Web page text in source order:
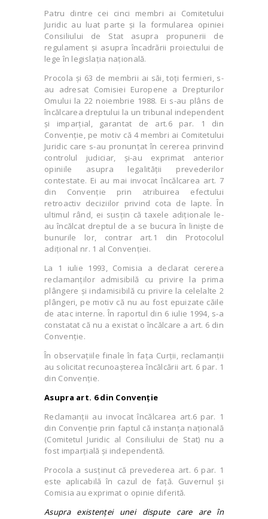
Patru dintre cei cinci membri ai Comitetului
Juridic au luat parte și la formularea opiniei
Consiliului de Stat asupra propunerii de
regulament și asupra încadrării proiectului de
lege în legislația națională.
Procola și 63 de membrii ai săi, toți fermieri, s-
au adresat Comisiei Europene a Drepturilor
Omului la 22 noiembrie 1988. Ei s-au plâns de
încălcarea dreptului la un tribunal independent
și imparțial, garantat de art.6 par. 1 din
Convenție, pe motiv că 4 membri ai Comitetului
Juridic care s-au pronunțat în cererea prinvind
controlul judiciar, și-au exprimat anterior
opiniile asupra legalității prevederilor
contestate. Ei au mai invocat încălcarea art. 7
din Convenție prin atribuirea efectului
retroactiv deciziilor privind cota de lapte. În
ultimul rând, ei susțin că taxele adiționale le-
au încălcat dreptul de a se bucura în liniște de
bunurile lor, contrar art.1 din Protocolul
adițional nr. 1 al Convenției.
La 1 iulie 1993, Comisia a declarat cererea
reclamanților admisibilă cu privire la prima
plângere și indamisibilă cu privire la celelalte 2
plângeri, pe motiv că nu au fost epuizate căile
de atac interne. În raportul din 6 iulie 1994, s-a
constatat că nu a existat o încălcare a art. 6 din
Convenție.
În observațiile finale în fața Curții, reclamanții
au solicitat recunoașterea încălcării art. 6 par. 1
din Convenție.
Asupra art. 6 din Convenție
Reclamanții au invocat încălcarea art.6 par. 1
din Convenție prin faptul că instanța națională
(Comitetul Juridic al Consiliului de Stat) nu a
fost imparțială și independentă.
Procola a susținut că prevederea art. 6 par. 1
este aplicabilă în cazul de față. Guvernul și
Comisia au exprimat o opinie diferită.
Asupra existenței unei dispute care are în